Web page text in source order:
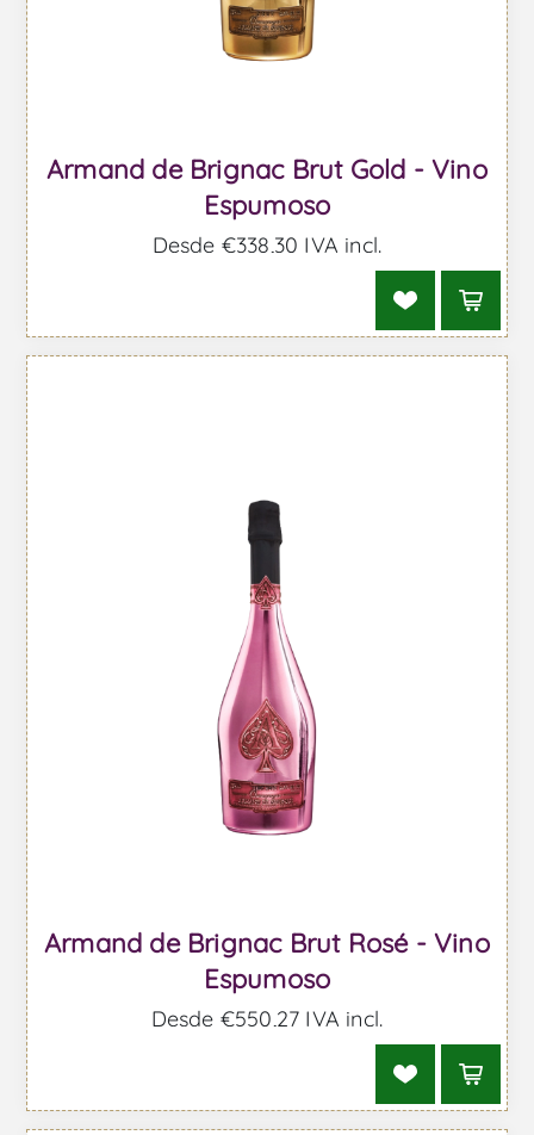
Armand de Brignac Brut Gold - Vino
Espumoso
Desde €338,30 IVA incl.
Armand de Brignac Brut Rosé - Vino
Espumoso
Desde €550,27 IVA incl.